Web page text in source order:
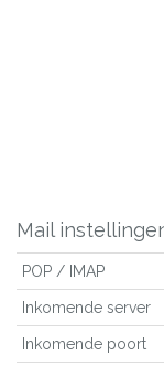
Mail
POP / IMAP
Inkomende server
Inkomende poort